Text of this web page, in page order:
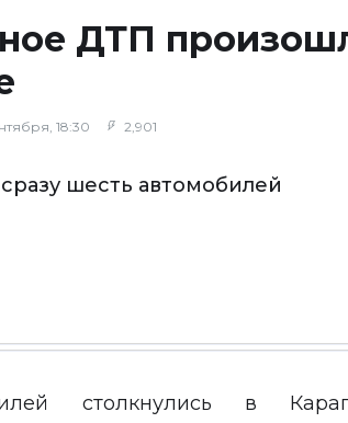
ДТП
18:30 2,901
шесть автомобилей
столкнулись в